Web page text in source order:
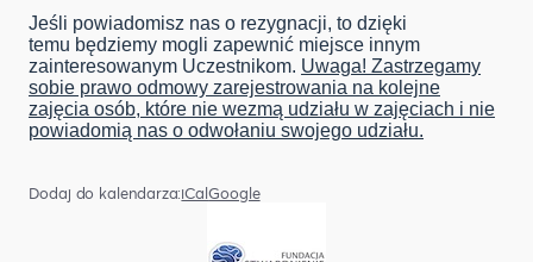
Jeśli powiadomisz nas o rezygnacji, to dzięki
temu będziemy mogli zapewnić miejsce innym
zainteresowanym Uczestnikom. Uwaga! Zastrzegamy
sobie prawo odmowy zarejestrowania na kolejne
zajęcia osób, które nie wezmą udziału w zajęciach i nie
powiadomią nas o odwołaniu swojego udziału.
Dodaj do kalendarza:iCalGoogle